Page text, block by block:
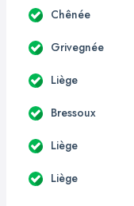
Chênée
Grivegnée
Liège
Bressoux
Liège
Liège